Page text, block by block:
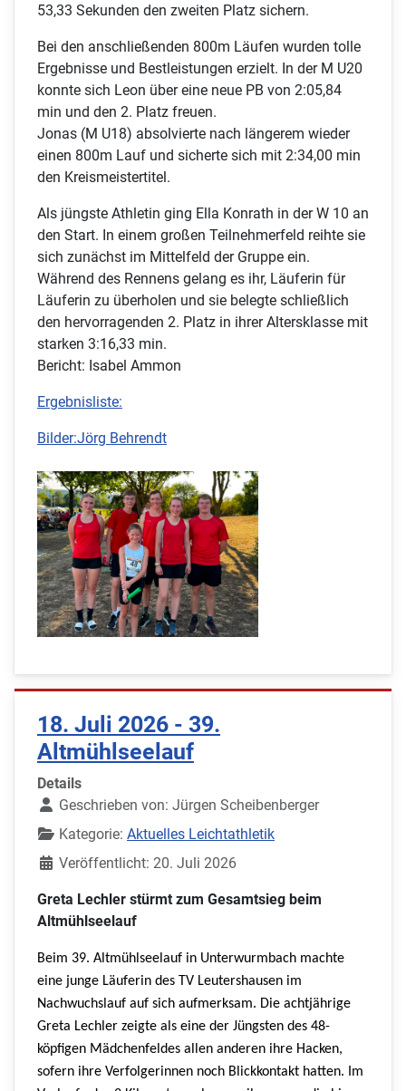
53,33 Sekunden den zweiten Platz sichern.
Bei den anschließenden 800m Läufen wurden tolle
Ergebnisse und Bestleistungen erzielt. In der M U20
konnte sich Leon über eine neue PB von 2:05,84
min und den 2. Platz freuen.
Jonas (M U18) absolvierte nach längerem wieder
einen 800m Lauf und sicherte sich mit 2:34,00 min
den Kreismeistertitel.
Als jüngste Athletin ging Ella Konrath in der W 10 an
den Start. In einem großen Teilnehmerfeld reihte sie
sich zunächst im Mittelfeld der Gruppe ein.
Während des Rennens gelang es ihr, Läuferin für
Läuferin zu überholen und sie belegte schließlich
den hervorragenden 2. Platz in ihrer Altersklasse mit
starken 3:16,33 min.
Bericht: Isabel Ammon
Ergebnisliste:
Bilder:Jörg Behrendt
18. Juli 2026 - 39.
Altmühlseelauf
Details
Geschrieben von: Jürgen Scheibenberger
Kategorie: Aktuelles Leichtathletik
Veröffentlicht: 20. Juli 2026
Greta Lechler stürmt zum Gesamtsieg beim
Altmühlseelauf
Beim 39. Altmühlseelauf in Unterwurmbach machte
eine junge Läuferin des TV Leutershausen im
Nachwuchslauf auf sich aufmerksam. Die achtjährige
Greta Lechler zeigte als eine der Jüngsten des 48-
köpfigen Mädchenfeldes allen anderen ihre Hacken,
sofern ihre Verfolgerinnen noch Blickkontakt hatten. Im